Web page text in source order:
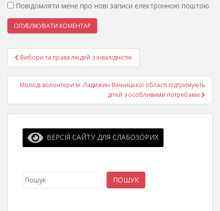
Повідомляти мене про нові записи електронною поштою.
Навігація
записів
Вибори та права людей з інвалідністю
Молоді волонтери м. Ладижин Вінницької області підтримують
дітей з особливими потребами
ВЕРСІЯ САЙТУ ДЛЯ СЛАБОЗО́РИХ
Пошук ПОШУК